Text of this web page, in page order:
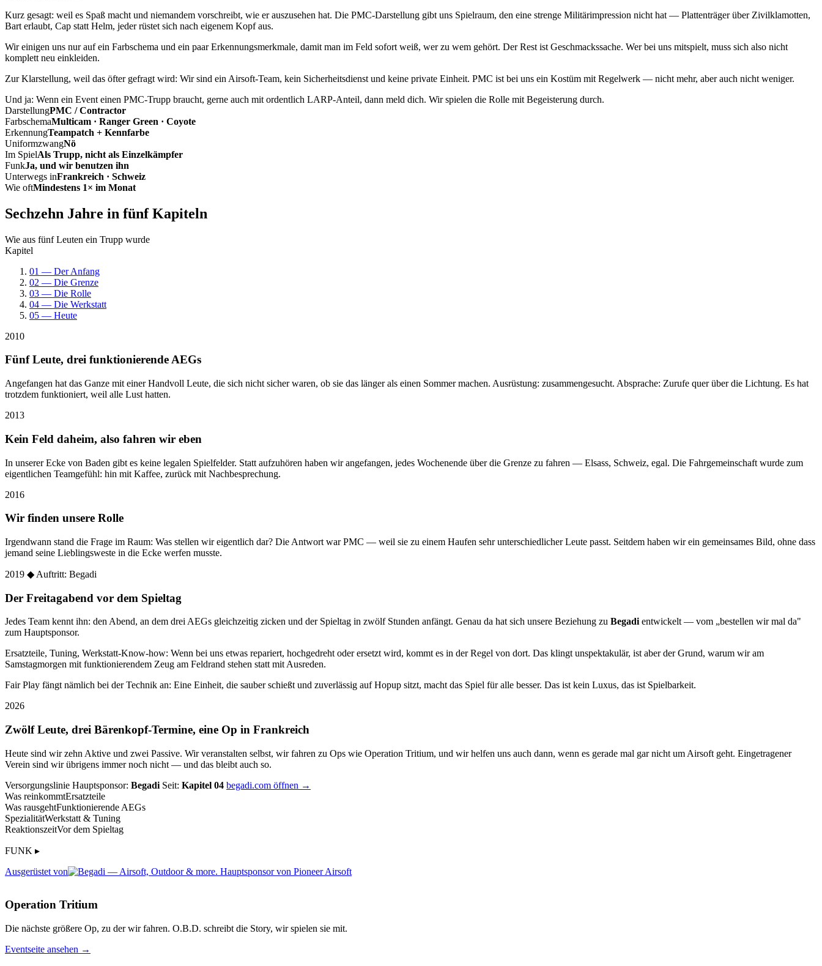
Kurz gesagt: weil es Spaß macht und niemandem vorschreibt, wie er auszusehen hat. Die PMC-Darstellung gibt uns Spielraum, den eine strenge Militärimpression nicht hat — Plattenträger über Zivilklamotten,
Bart erlaubt, Cap statt Helm, jeder rüstet sich nach eigenem Kopf aus.
Wir einigen uns nur auf ein Farbschema und ein paar Erkennungsmerkmale, damit man im Feld sofort weiß, wer zu wem gehört. Der Rest ist Geschmackssache. Wer bei uns mitspielt, muss sich also nicht
komplett neu einkleiden.
Zur Klarstellung, weil das öfter gefragt wird: Wir sind ein Airsoft-Team, kein Sicherheitsdienst und keine private Einheit. PMC ist bei uns ein Kostüm mit Regelwerk — nicht mehr, aber auch nicht weniger.
Und ja: Wenn ein Event einen PMC-Trupp braucht, gerne auch mit ordentlich LARP-Anteil, dann meld dich. Wir spielen die Rolle mit Begeisterung durch.
DarstellungPMC / Contractor
FarbschemaMulticam · Ranger Green · Coyote
ErkennungTeampatch + Kennfarbe
UniformzwangNö
Im SpielAls Trupp, nicht als Einzelkämpfer
FunkJa, und wir benutzen ihn
Unterwegs inFrankreich · Schweiz
Wie oftMindestens 1× im Monat
Sechzehn Jahre in fünf Kapiteln
Wie aus fünf Leuten ein Trupp wurde
Kapitel
01 — Der Anfang
02 — Die Grenze
03 — Die Rolle
04 — Die Werkstatt
05 — Heute
2010
Fünf Leute, drei funktionierende AEGs
Angefangen hat das Ganze mit einer Handvoll Leute, die sich nicht sicher waren, ob sie das länger als einen Sommer machen. Ausrüstung: zusammengesucht. Absprache: Zurufe quer über die Lichtung. Es hat
trotzdem funktioniert, weil alle Lust hatten.
2013
Kein Feld daheim, also fahren wir eben
In unserer Ecke von Baden gibt es keine legalen Spielfelder. Statt aufzuhören haben wir angefangen, jedes Wochenende über die Grenze zu fahren — Elsass, Schweiz, egal. Die Fahrgemeinschaft wurde zum
eigentlichen Teamgefühl: hin mit Kaffee, zurück mit Nachbesprechung.
2016
Wir finden unsere Rolle
Irgendwann stand die Frage im Raum: Was stellen wir eigentlich dar? Die Antwort war PMC — weil sie zu einem Haufen sehr unterschiedlicher Leute passt. Seitdem haben wir ein gemeinsames Bild, ohne dass
jemand seine Lieblingsweste in die Ecke werfen musste.
2019 ◆ Auftritt: Begadi
Der Freitagabend vor dem Spieltag
Jedes Team kennt ihn: den Abend, an dem drei AEGs gleichzeitig zicken und der Spieltag in zwölf Stunden anfängt. Genau da hat sich unsere Beziehung zu Begadientwickelt — vom „bestellen wir mal da"
zum Hauptsponsor.
Ersatzteile, Tuning, Werkstatt-Know-how: Wenn bei uns etwas repariert, hochgedreht oder ersetzt wird, kommt es in der Regel von dort. Das klingt unspektakulär, ist aber der Grund, warum wir am
Samstagmorgen mit funktionierendem Zeug am Feldrand stehen statt mit Ausreden.
Fair Play fängt nämlich bei der Technik an: Eine Einheit, die sauber schießt und zuverlässig auf Hopup sitzt, macht das Spiel für alle besser. Das ist kein Luxus, das ist Spielbarkeit.
2026
Zwölf Leute, drei Bärenkopf-Termine, eine Op in Frankreich
Heute sind wir zehn Aktive und zwei Passive. Wir veranstalten selbst, wir fahren zu Ops wie Operation Tritium, und wir helfen uns auch dann, wenn es gerade mal gar nicht um Airsoft geht. Eingetragener
Verein sind wir übrigens immer noch nicht — und das bleibt auch so.
Versorgungslinie Hauptsponsor: Begadi Seit: Kapitel 04 begadi.com öffnen →
Was reinkommtErsatzteile
Was rausgehtFunktionierende AEGs
SpezialitätWerkstatt & Tuning
ReaktionszeitVor dem Spieltag
FUNK ▸
Ausgerüstet von
Operation Tritium
Die nächste größere Op, zu der wir fahren. O.B.D. schreibt die Story, wir spielen sie mit.
Eventseite ansehen →